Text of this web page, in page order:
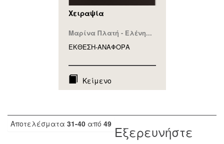
Χειραψία
Μαρίνα Πλατή - Ελένη...
ΕΚΘΕΣΗ-ΑΝΑΦΟΡA
Κείμενο
Αποτελέσματα 31-40 από 49 Εξερευνήστε